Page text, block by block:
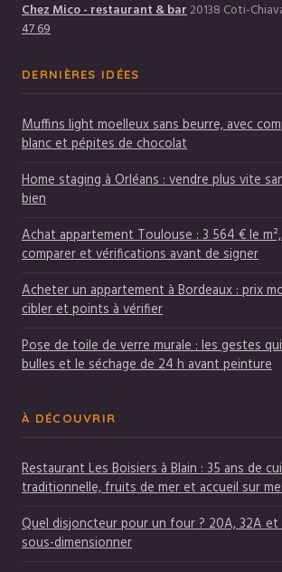
Chez Mico - restaurant & bar20138 Coti-
47 69
DERNIÈRES IDÉES
Muffins light moelleux sans beurre, avec
blanc et pépites de chocolat
Home staging à Orléans : vendre plus vite
bien
Achat appartement Toulouse : 3 564 € le
comparer et vérifications avant de signer
Acheter un appartement à Bordeaux : prix
cibler et points à vérifier
Pose de toile de verre murale : les gestes
bulles et le séchage de 24 h avant peinture
À DÉCOUVRIR
Restaurant Les Boisiers à Blain : 35 ans de
traditionnelle, fruits de mer et accueil sur
Quel disjoncteur pour un four ? 20A, 32A et
sous-dimensionner